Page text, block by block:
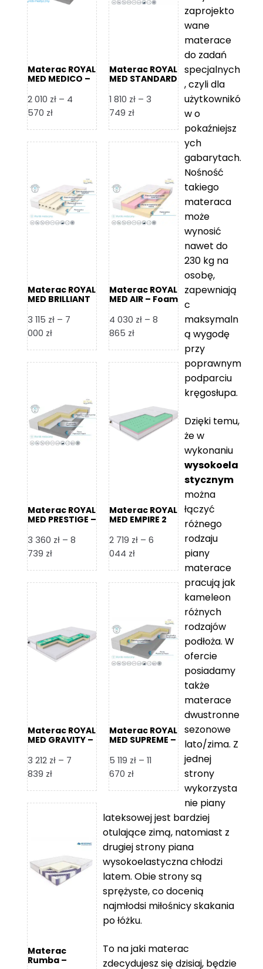
Materac ROYAL
MED MEDICO –
2 010 zł – 4
570 złZakres
od
4
570 zł
Materac ROYAL
MED STANDARD
1 810 zł – 3
749 złZakres
od
3
749 zł
Materac ROYAL
MED BRILLIANT
3 115 zł – 7
000 złZakres
od
7
000 zł
Materac ROYAL
MED AIR – Foam
4 030 zł – 8
865 złZakres
od
8
865 zł
Materac ROYAL
MED PRESTIGE –
3 360 zł – 8
739 złZakres
od
8
739 zł
Materac ROYAL
MED EMPIRE 2
2 719 zł – 6
044 złZakres
od
6
044 zł
Materac ROYAL
MED GRAVITY –
3 212 zł – 7
839 złZakres
od
839 zł
Materac ROYAL
MED SUPREME –
5 119 zł – 11
670 złZakres
5
119 zł
do
670 zł
Materac
Rumba –
zaprojekto
wane
materace
do zadań
specjalnych
, czyli dla
użytkownikó
w o
pokaźniejsz
ych
gabarytach.
Nośność
takiego
materaca
może
wynosić
nawet do
230 kg na
osobę,
zapewniają
c
maksymaln
ą wygodę
przy
poprawnym
podparciu
kręgosłupa.
Dzięki temu,
że w
wykonaniu
wysokoela
stycznym
można
łączyć
różnego
rodzaju
piany
materace
pracują jak
kameleon
różnych
rodzajów
podłoża. W
ofercie
posiadamy
także
materace
dwustronne
sezonowe
lato/zima. Z
jednej
strony
wykorzysta
nie piany
lateksowej jest bardziej
otulające zimą, natomiast z
drugiej strony piana
wysokoelastyczna chłodzi
latem. Obie strony są
sprężyste, co docenią
najmłodsi miłośnicy skakania
po łóżku.
To na jaki materac
zdecydujesz się dzisiaj, będzie